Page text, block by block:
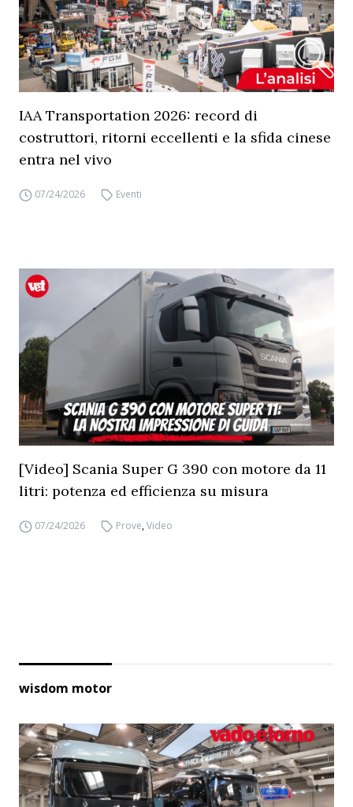
IAA Transportation 2026: record di
costruttori, ritorni eccellenti e la sfida cinese
entra nel vivo
07/24/2026 Eventi
[Video] Scania Super G 390 con motore da 11
litri: potenza ed efficienza su misura
07/24/2026 Prove,Video
wisdom motor